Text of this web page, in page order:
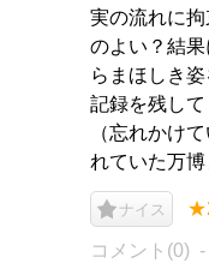
実の流れに
のよい？結
らまほしき
記録を残し
（忘れかけ
れていた万
ナイス
コメント(0)